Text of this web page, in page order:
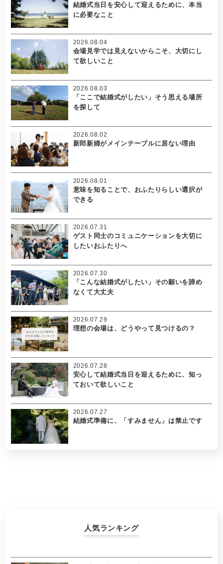
結婚式当日を安心して迎えるために、本当
に必要なこと
会場見学では見えないからこそ、大切にし
て欲しいこと
2026.08.04
「ここで結婚式がしたい」そう思える場所
を探して
2026.08.03
新郎新婦がメインテーブルに居ない理由
2026.08.02
意味を知ることで、おふたりらしい選択が
できる
2026.08.01
ゲスト同士のコミュニケーションを大切に
したいおふたりへ
2026.07.31
「こんな結婚式がしたい」その願いを諦め
なくて大丈夫
2026.07.30
理想の会場は、どうやって見つけるの？
2026.07.29
安心して結婚式当日を迎えるために、知っ
ておいて欲しいこと
2026.07.28
結婚式準備に、「すみません」は禁止です
2026.07.27
人気ランキング